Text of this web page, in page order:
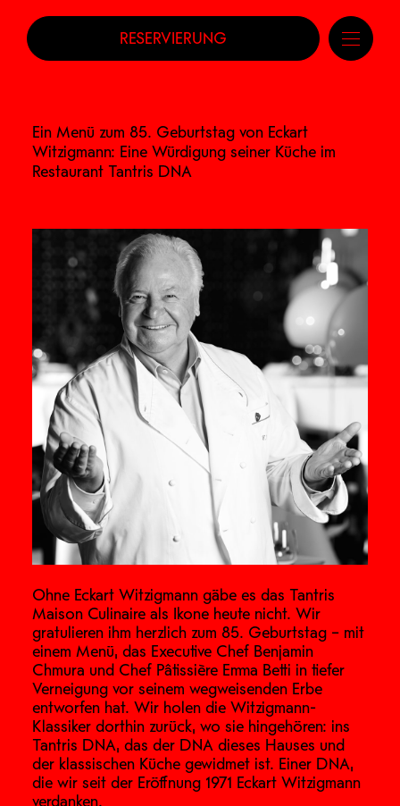
RESERVIERUNG
Ein Menü zum 85. Geburtstag von Eckart
Witzigmann: Eine Würdigung seiner Küche im
Restaurant Tantris DNA
Ohne Eckart Witzigmann gäbe es das Tantris
Maison Culinaire als Ikone heute nicht. Wir
gratulieren ihm herzlich zum 85. Geburtstag – mit
einem Menü, das Executive Chef Benjamin
Chmura und Chef Pâtissière Emma Betti in tiefer
Verneigung vor seinem wegweisenden Erbe
entworfen hat. Wir holen die Witzigmann-
Klassiker dorthin zurück, wo sie hingehören: ins
Tantris DNA, das der DNA dieses Hauses und
der klassischen Küche gewidmet ist. Einer DNA,
die wir seit der Eröffnung 1971 Eckart Witzigmann
verdanken.